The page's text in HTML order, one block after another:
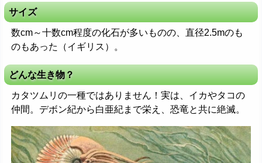
サイズ
数cm～十数cm程度の化石が多いものの、直径2.5mのも
のもあった（イギリス）。
どんな生き物？
カタツムリの一種ではありません！実は、イカやタコの
仲間。デボン紀から白亜紀まで栄え、恐竜と共に絶滅。